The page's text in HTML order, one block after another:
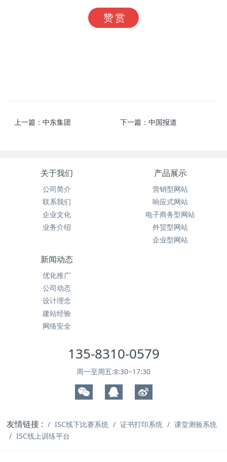
赞赏
上一篇：中东集团 下一篇：中国报道
关于我们
公司简介
联系我们
企业文化
业务介绍
产品展示
营销型网站
响应式网站
电子商务型网站
外贸型网站
企业型网站
新闻动态
优化推广
公司动态
设计理念
建站经验
网络安全
135-8310-0579
周一至周五:8:30~17:30
友情链接 : ISC线下比赛系统 证书打印系统
课堂测验系统
ISC线上训练平台